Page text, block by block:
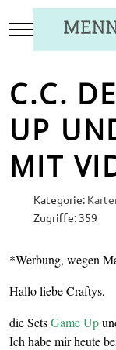
Mobile Menu Toggle
C.C.
UP
MIT
Kategorie:
Zugriffe: 359
*Werbung, wegen
Hallo liebe Craftys,
die SetsGame Up
Ich habe mir heute